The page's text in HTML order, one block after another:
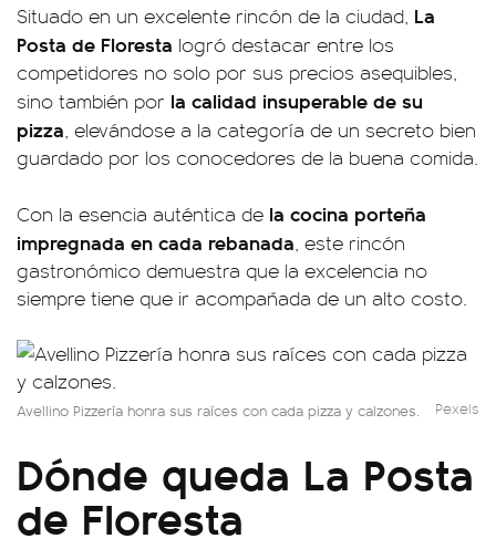
Situado en un excelente rincón de la ciudad, La
Posta de Floresta logró destacar entre los
competidores no solo por sus precios asequibles,
sino también por la calidad insuperable de su
pizza, elevándose a la categoría de un secreto bien
guardado por los conocedores de la buena comida.
Con la esencia auténtica de la cocina porteña
impregnada en cada rebanada, este rincón
gastronómico demuestra que la excelencia no
siempre tiene que ir acompañada de un alto costo.
Avellino Pizzería honra sus raíces con cada pizza y calzones. Pexels
Dónde queda La Posta
de Floresta